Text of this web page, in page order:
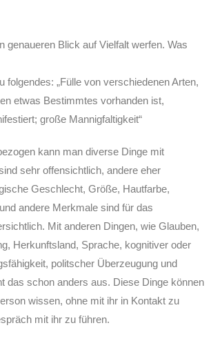
genaueren Blick auf Vielfalt werfen. Was
folgendes: „Fülle von verschiedenen Arten,
etwas Bestimmtes vorhanden ist,
große Mannigfaltigkeit“
kann man diverse Dinge mit
sehr offensichtlich, andere eher
Geschlecht, Größe, Hautfarbe,
andere Merkmale sind für das
Mit anderen Dingen, wie Glauben,
Herkunftsland, Sprache, kognitiver oder
politscher Überzeugung und
das schon anders aus. Diese Dinge können
wissen, ohne mit ihr in Kontakt zu
mit ihr zu führen.